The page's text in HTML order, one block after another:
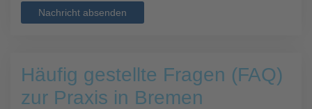
Nachricht absenden
Häufig gestellte Fragen (FAQ)
zur Praxis in Bremen